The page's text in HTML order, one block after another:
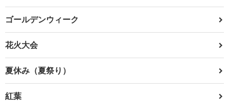
ゴールデンウィーク
花火大会
夏休み（夏祭り）
紅葉